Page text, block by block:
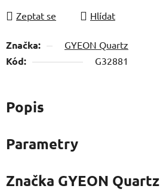
Zeptat se
Hlídat
Značka: GYEON Quartz
Kód: G32881
Popis
Parametry
Značka GYEON Quartz